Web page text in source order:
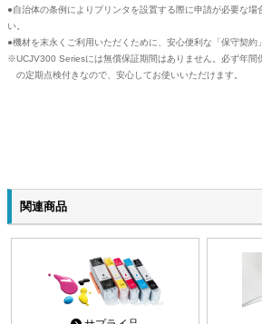
●自治体の条例によりプリンタを設置する際に申請が必要な場
い。
●機材を末永くご利用いただくために、安心便利な「保守契約
UCJV300 Seriesには無償保証期間はありません。必ず年間
の定期点検付きなので、安心してお使いいただけます。
関連商品